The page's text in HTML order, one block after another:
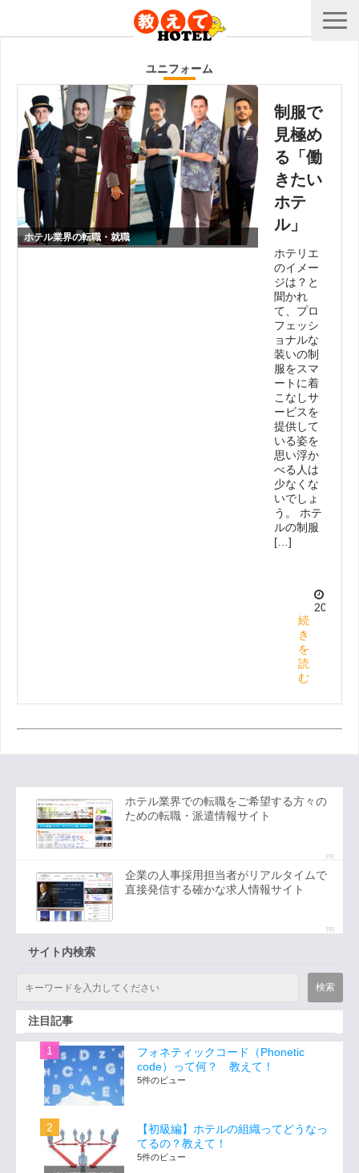
ユニフォーム
ホテル業界の転職・就職
制服で
見極め
る「働
きたい
ホテ
ル」
ホテリエ
のイメー
ジは？と
聞かれ
て、プロ
フェッシ
ョナルな
装いの制
服をスマ
ートに着
こなしサ
ービスを
提供して
いる姿を
思い浮か
べる人は
少なくな
いでしょ
う。 ホテ
ルの制服
[…]
続
き
を
読
む
PR
ホテル業界での転職をご希望する方々の
ための転職・派遣情報サイト
PR
企業の人事採用担当者がリアルタイムで
直接発信する確かな求人情報サイト
サイト内検索
注目記事
フォネティックコード（Phonetic
code）って何？ 教えて！
5件のビュー
【初級編】ホテルの組織ってどうなっ
てるの？教えて！
5件のビュー